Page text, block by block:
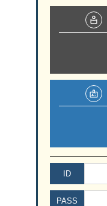
ID
PASS